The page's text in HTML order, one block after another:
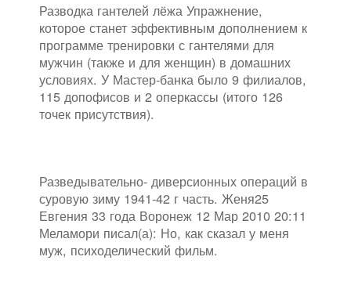
Разводка гантелей лёжа Упражнение,
которое станет эффективным дополнением к
программе тренировки с гантелями для
мужчин (также и для женщин) в домашних
условиях. У Мастер-банка было 9 филиалов,
115 допофисов и 2 оперкассы (итого 126
точек присутствия).
Разведывательно- диверсионных операций в
суровую зиму 1941-42 г часть. Женя25
Евгения 33 года Воронеж 12 Мар 2010 20:11
Меламори писал(а): Но, как сказал у меня
муж, психоделический фильм.